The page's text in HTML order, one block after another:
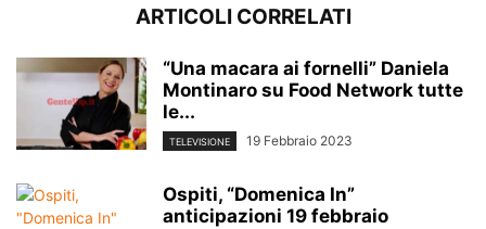
ARTICOLI CORRELATI
“Una macara ai fornelli” Daniela
Montinaro su Food Network tutte
le...
TELEVISIONE 19 Febbraio 2023
Ospiti, “Domenica In”
anticipazioni 19 febbraio